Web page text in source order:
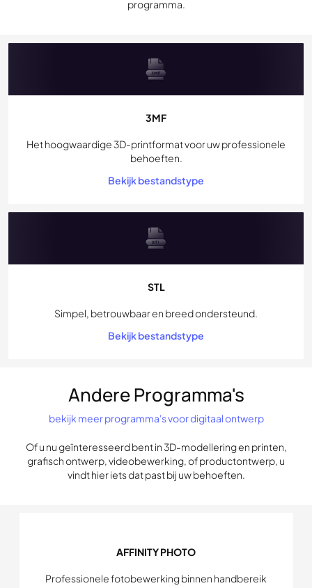
programma.
3MF
Het hoogwaardige 3D-printformat voor uw professionele
behoeften.
Bekijk bestandstype
STL
Simpel, betrouwbaar en breed ondersteund.
Bekijk bestandstype
Andere Programma's
bekijk meer programma's voor digitaal ontwerp
Of u nu geïnteresseerd bent in 3D-modellering en printen,
grafisch ontwerp, videobewerking, of productontwerp, u
vindt hier iets dat past bij uw behoeften.
AFFINITY PHOTO
Professionele fotobewerking binnen handbereik